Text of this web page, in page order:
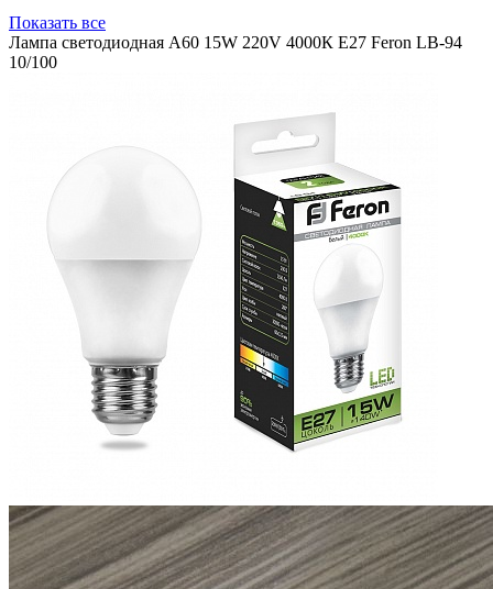
Показать все
Лампа светодиодная A60 15W 220V 4000К E27 Feron LB-94
10/100